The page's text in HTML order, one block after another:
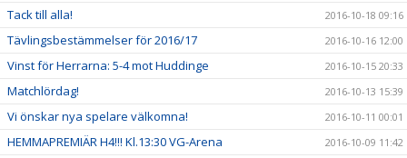
Tack till alla! 2016-10-18 09:16
Tävlingsbestämmelser för 2016/17 2016-10-16 12:00
Vinst för Herrarna: 5-4 mot Huddinge 2016-10-15 20:33
Matchlördag! 2016-10-13 15:39
Vi önskar nya spelare välkomna! 2016-10-11 00:01
HEMMAPREMIÄR H4!!! Kl.13:30 VG-Arena 2016-10-09 11:42